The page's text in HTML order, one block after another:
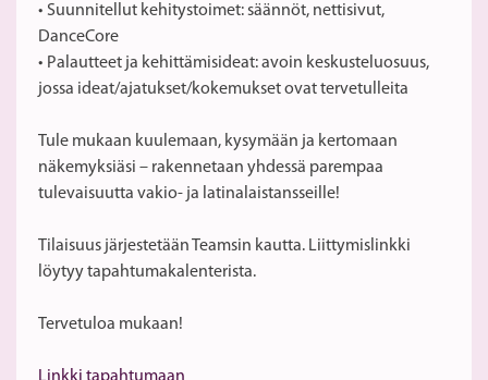
• Suunnitellut kehitystoimet: säännöt, nettisivut,
DanceCore
• Palautteet ja kehittämisideat: avoin keskusteluosuus,
jossa ideat/ajatukset/kokemukset ovat tervetulleita
Tule mukaan kuulemaan, kysymään ja kertomaan
näkemyksiäsi – rakennetaan yhdessä parempaa
tulevaisuutta vakio- ja latinalaistansseille!
Tilaisuus järjestetään Teamsin kautta. Liittymislinkki
löytyy tapahtumakalenterista.
Tervetuloa mukaan!